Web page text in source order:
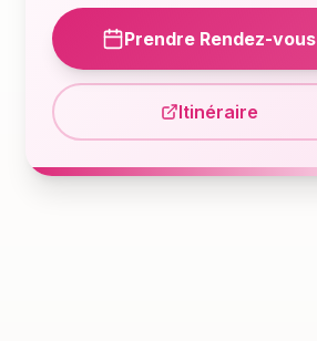
Prendre Rendez-vous
Itinéraire